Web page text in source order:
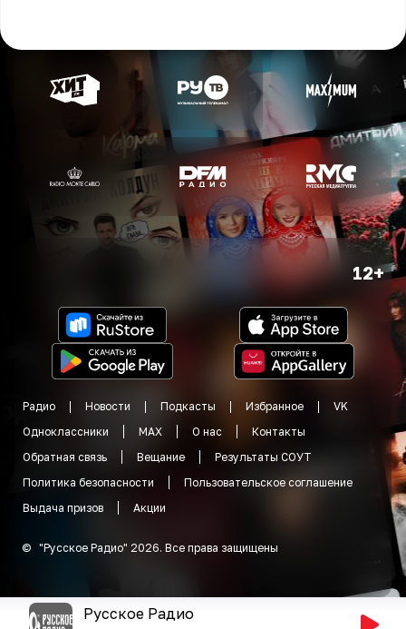
12+
Радио Новости Подкасты Избранное
VK
Одноклассники
MAX О нас
Контакты
Обратная связь
Вещание
Результаты СОУТ
Политика безопасности
Пользовательское соглашение
Выдача призов
Акции
© "Русское Радио" 2026. Все права защищены
Русское Радио